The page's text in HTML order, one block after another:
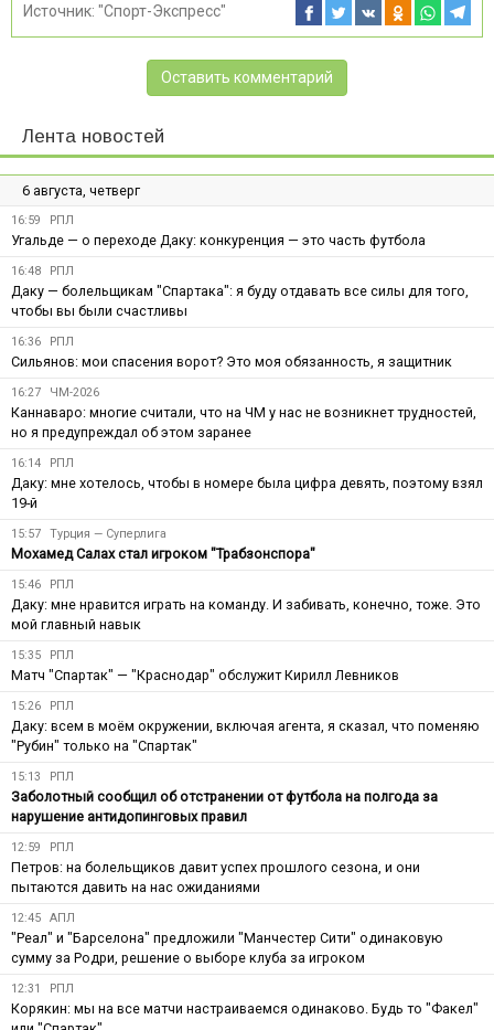
Источник: "Спорт-Экспресс"
Оставить комментарий
Лента новостей
6 августа, четверг
16:59 РПЛ
Угальде — о переходе Даку: конкуренция — это часть футбола
16:48 РПЛ
Даку — болельщикам "Спартака": я буду отдавать все силы для того,
чтобы вы были счастливы
16:36 РПЛ
Сильянов: мои спасения ворот? Это моя обязанность, я защитник
16:27 ЧМ-2026
Каннаваро: многие считали, что на ЧМ у нас не возникнет трудностей,
но я предупреждал об этом заранее
16:14 РПЛ
Даку: мне хотелось, чтобы в номере была цифра девять, поэтому взял
19-й
15:57 Турция — Суперлига
Мохамед Салах стал игроком "Трабзонспора"
15:46 РПЛ
Даку: мне нравится играть на команду. И забивать, конечно, тоже. Это
мой главный навык
15:35 РПЛ
Матч "Спартак" — "Краснодар" обслужит Кирилл Левников
15:26 РПЛ
Даку: всем в моём окружении, включая агента, я сказал, что поменяю
"Рубин" только на "Спартак"
15:13 РПЛ
Заболотный сообщил об отстранении от футбола на полгода за
нарушение антидопинговых правил
12:59 РПЛ
Петров: на болельщиков давит успех прошлого сезона, и они
пытаются давить на нас ожиданиями
12:45 АПЛ
"Реал" и "Барселона" предложили "Манчестер Сити" одинаковую
сумму за Родри, решение о выборе клуба за игроком
12:31 РПЛ
Корякин: мы на все матчи настраиваемся одинаково. Будь то "Факел"